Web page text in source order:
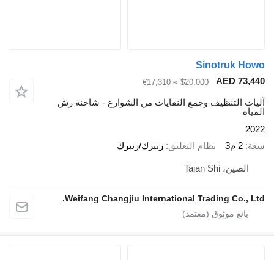
Sinotruk Howo
AED 73,440
$20,000
≈ €17,310
آليات التنظيف وجمع النفايات من الشوارع - شاحنة رش
المياه
2022
سعة 2 م3 نظام التعليق زنبرك/زنبرك
الصين، Taian Shi
Weifang Changjiu International Trading Co., Ltd.